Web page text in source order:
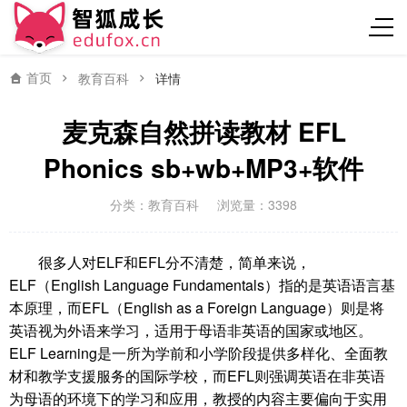
首页 教育百科 详情
麦克森自然拼读教材 EFL
Phonics sb+wb+MP3+软件
分类： 教育百科 浏览量：3398
很多人对ELF和EFL分不清楚，简单来说，
ELF（English Language Fundamentals）指的是英语语言基
本原理，而EFL（English as a Foreign Language）则是将
英语视为外语来学习，适用于母语非英语的国家或地区。
ELF Learning是一所为学前和小学阶段提供多样化、全面教
材和教学支援服务的国际学校，而EFL则强调英语在非英语
为母语的环境下的学习和应用，教授的内容主要偏向于实用